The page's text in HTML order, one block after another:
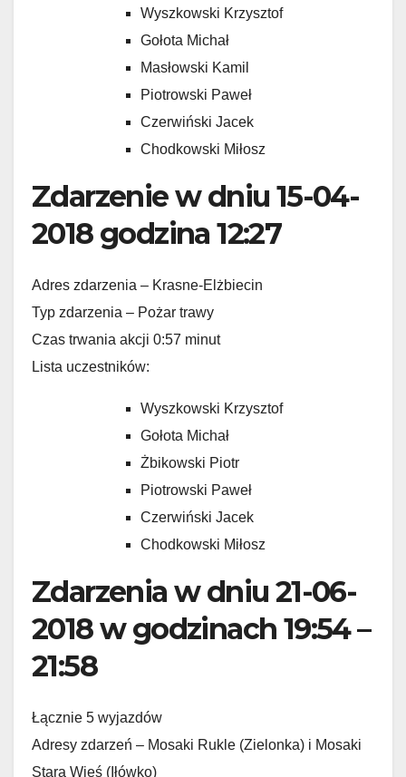
Wyszkowski Krzysztof
Gołota Michał
Masłowski Kamil
Piotrowski Paweł
Czerwiński Jacek
Chodkowski Miłosz
Zdarzenie w dniu 15-04-
2018 godzina 12:27
Adres zdarzenia – Krasne-Elżbiecin
Typ zdarzenia – Pożar trawy
Czas trwania akcji 0:57 minut
Lista uczestników:
Wyszkowski Krzysztof
Gołota Michał
Żbikowski Piotr
Piotrowski Paweł
Czerwiński Jacek
Chodkowski Miłosz
Zdarzenia w dniu 21-06-
2018 w godzinach 19:54 –
21:58
Łącznie 5 wyjazdów
Adresy zdarzeń – Mosaki Rukle (Zielonka) i Mosaki
Stara Wieś (Iłówko)